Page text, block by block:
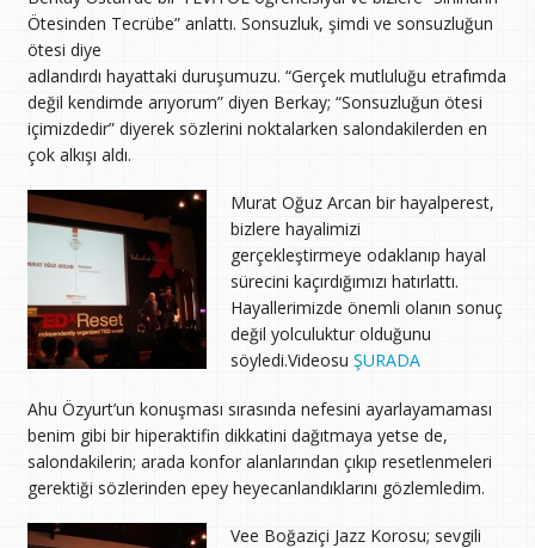
Ötesinden Tecrübe” anlattı. Sonsuzluk, şimdi ve sonsuzluğun
ötesi diye
adlandırdı hayattaki duruşumuzu. “Gerçek mutluluğu etrafımda
değil kendimde arıyorum” diyen Berkay; “Sonsuzluğun ötesi
içimizdedir” diyerek sözlerini noktalarken salondakilerden en
çok alkışı aldı.
Murat Oğuz Arcan bir hayalperest,
bizlere hayalimizi
gerçekleştirmeye odaklanıp hayal
sürecini kaçırdığımızı hatırlattı.
Hayallerimizde önemli olanın sonuç
değil yolculuktur olduğunu
söyledi.Videosu ŞURADA
Ahu Özyurt’un konuşması sırasında nefesini ayarlayamaması
benim gibi bir hiperaktifin dikkatini dağıtmaya yetse de,
salondakilerin; arada konfor alanlarından çıkıp resetlenmeleri
gerektiği sözlerinden epey heyecanlandıklarını gözlemledim.
Vee Boğaziçi Jazz Korosu; sevgili